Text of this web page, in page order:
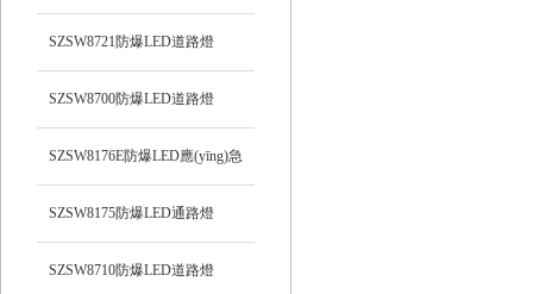
SZSW8721防爆LED道路燈
SZSW8700防爆LED道路燈
SZSW8176E防爆LED應(yīng)急
燈
SZSW8175防爆LED通路燈
SZSW8710防爆LED道路燈